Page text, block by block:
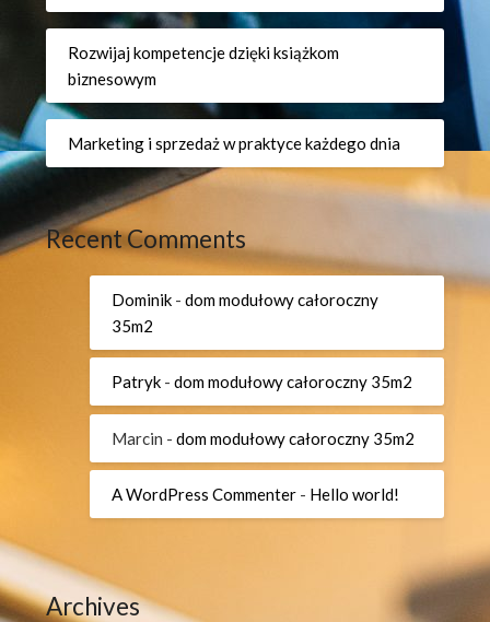
Rozwijaj kompetencje dzięki książkom
biznesowym
Marketing i sprzedaż w praktyce każdego dnia
Recent Comments
Dominik -dom modułowy całoroczny
35m2
Patryk -dom modułowy całoroczny 35m2
Marcin -dom modułowy całoroczny 35m2
A WordPress Commenter - Hello world!
Archives